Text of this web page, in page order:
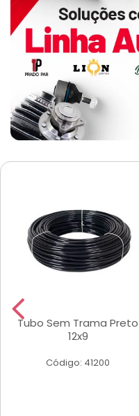
Tubo Sem Trama Preto
12x9
Código: 41200